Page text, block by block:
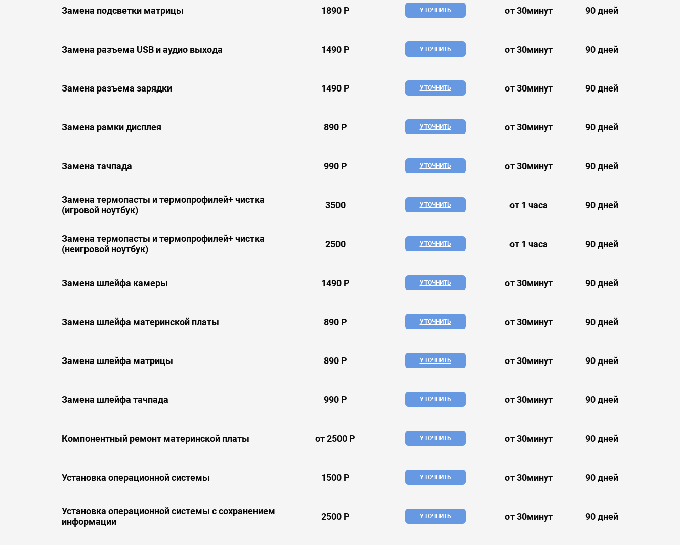
Замена подсветки матрицы 1890 Р УТОЧНИТЬ от 30минут 90 дней
Замена разъема USB и аудио выхода 1490 Р УТОЧНИТЬ от 30минут 90 дней
Замена разъема зарядки 1490 Р УТОЧНИТЬ от 30минут 90 дней
Замена рамки дисплея 890 Р УТОЧНИТЬ от 30минут 90 дней
Замена тачпада 990 Р УТОЧНИТЬ от 30минут 90 дней
Замена термопасты и термопрофилей+ чистка
(игровой ноутбук)
3500 УТОЧНИТЬ от 1 часа 90 дней
Замена термопасты и термопрофилей+ чистка
(неигровой ноутбук)
2500 УТОЧНИТЬ от 1 часа 90 дней
Замена шлейфа камеры 1490 Р УТОЧНИТЬ от 30минут 90 дней
Замена шлейфа материнской платы 890 Р УТОЧНИТЬ от 30минут 90 дней
Замена шлейфа матрицы 890 Р УТОЧНИТЬ от 30минут 90 дней
Замена шлейфа тачпада 990 Р УТОЧНИТЬ от 30минут 90 дней
Компонентный ремонт материнской платы от 2500 Р УТОЧНИТЬ от 30минут 90 дней
Установка операционной системы 1500 Р УТОЧНИТЬ от 30минут 90 дней
Установка операционной системы с сохранением
информации
2500 Р УТОЧНИТЬ от 30минут 90 дней